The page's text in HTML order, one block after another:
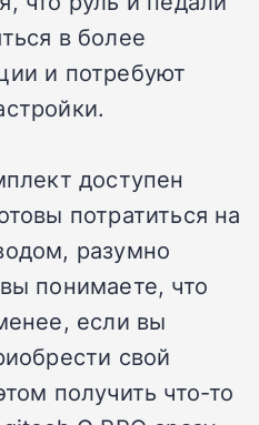
в более
и потребуют
доступен
потратиться на
разумно
понимаете, что
если вы
свой
получить что-то